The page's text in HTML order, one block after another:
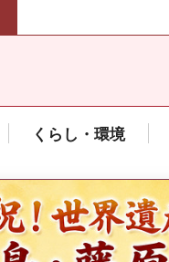
くらし・環境